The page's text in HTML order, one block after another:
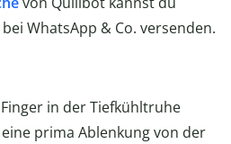
WhatsApp & Co. versenden.
in der Tiefkühltruhe
prima Ablenkung von der